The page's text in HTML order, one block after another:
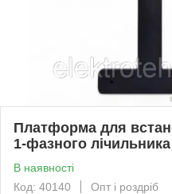
Платформа для
1-фазного
В наявності
Код: 40140
Опт і роздріб